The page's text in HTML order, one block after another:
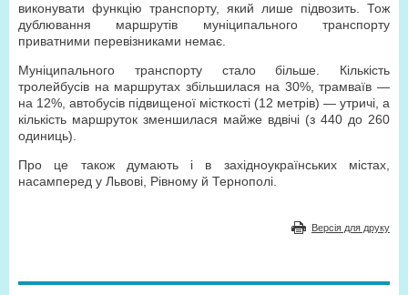
виконувати функцію транспорту, який лише підвозить. Тож
дублювання маршрутів муніципального транспорту
приватними перевізниками немає.
Муніципального транспорту стало більше. Кількість
тролейбусів на маршрутах збільшилася на 30%, трамваїв —
на 12%, автобусів підвищеної місткості (12 метрів) — утричі, а
кількість маршруток зменшилася майже вдвічі (з 440 до 260
одиниць).
Про це також думають і в західноукраїнських містах,
насамперед у Львові, Рівному й Тернополі.
Версія для друку